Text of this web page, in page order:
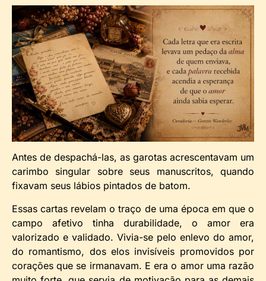
Antes de despachá-las, as garotas acrescentavam um
carimbo singular sobre seus manuscritos, quando
fixavam seus lábios pintados de batom.
Essas cartas revelam o traço de uma época em que o
campo afetivo tinha durabilidade, o amor era
valorizado e validado. Vivia-se pelo enlevo do amor,
do romantismo, dos elos invisíveis promovidos por
corações que se irmanavam. E era o amor uma razão